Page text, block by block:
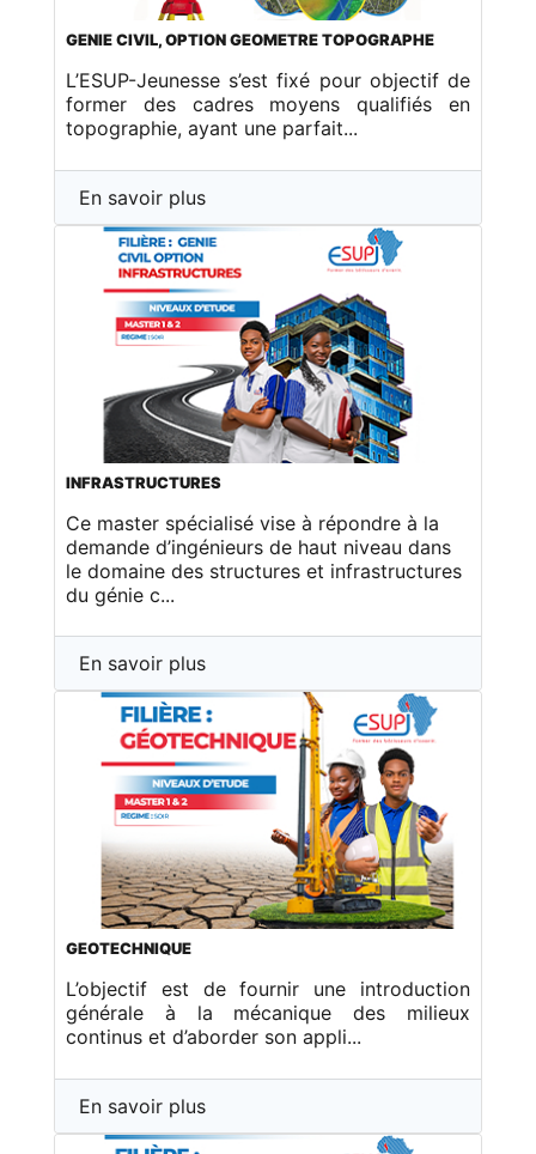
GENIE CIVIL, OPTION GEOMETRE TOPOGRAPHE
L’ESUP-Jeunesse s’est fixé pour objectif de
former des cadres moyens qualifiés en
topographie, ayant une parfait...
En savoir plus
INFRASTRUCTURES
Ce master spécialisé vise à répondre à la
demande d’ingénieurs de haut niveau dans
le domaine des structures et infrastructures
du génie c...
En savoir plus
GEOTECHNIQUE
L’objectif est de fournir une introduction
générale à la mécanique des milieux
continus et d’aborder son appli...
En savoir plus